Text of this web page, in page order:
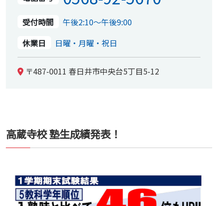
受付時間
午後2:10～午後9:00
休業日
日曜・月曜・祝日
〒487-0011 春日井市中央台5丁目5-12
高蔵寺校 塾生成績発表！